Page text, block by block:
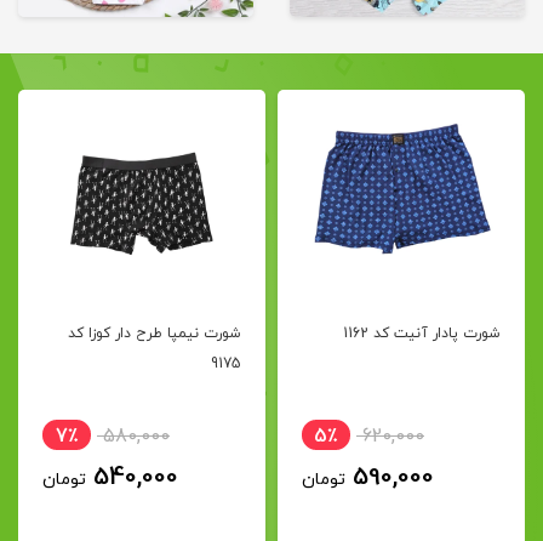
شورت نیمپا طرح دار کوزا کد
580,000 7٪
540,000 تومان
شورت پادار آنیت کد 1277
(بیگ سایز)
575,000 5٪
550,000 تومان